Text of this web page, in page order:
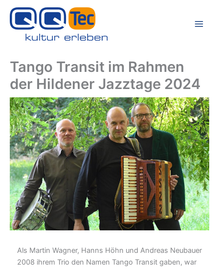
Inhalt
springen
Tango Transit im Rahmen
der Hildener Jazztage 2024
Als Martin Wagner, Hanns Höhn und Andreas Neubauer
2008 ihrem Trio den Namen Tango Transit gaben, war